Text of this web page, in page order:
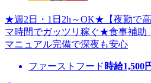
★週2日・1日2h～OK★【夜勤で
マ時間でガッツリ稼ぐ★食事補助
マニュアル完備で深夜も安心
ファーストフード 時給1,500